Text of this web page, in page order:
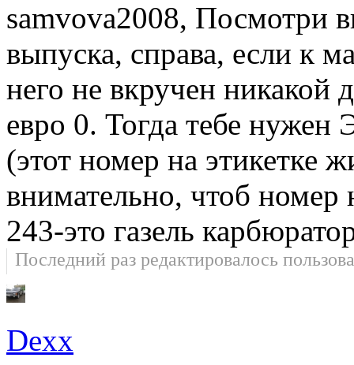
samvova2008, Посмотри
выпуска, справа, если к
него не вкручен никакой
евро 0. Тогда тебе
(этот номер на
внимательно, чтоб номер
243-это газель
Последний раз редактировалось
Dexx